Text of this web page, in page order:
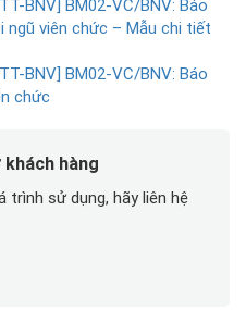
BNV] BM02-VC/BNV: Báo
ngũ viên chức – Mẫu chi tiết
BNV] BM02-VC/BNV: Báo
chức
hàng
trình sử dụng, hãy liên hệ